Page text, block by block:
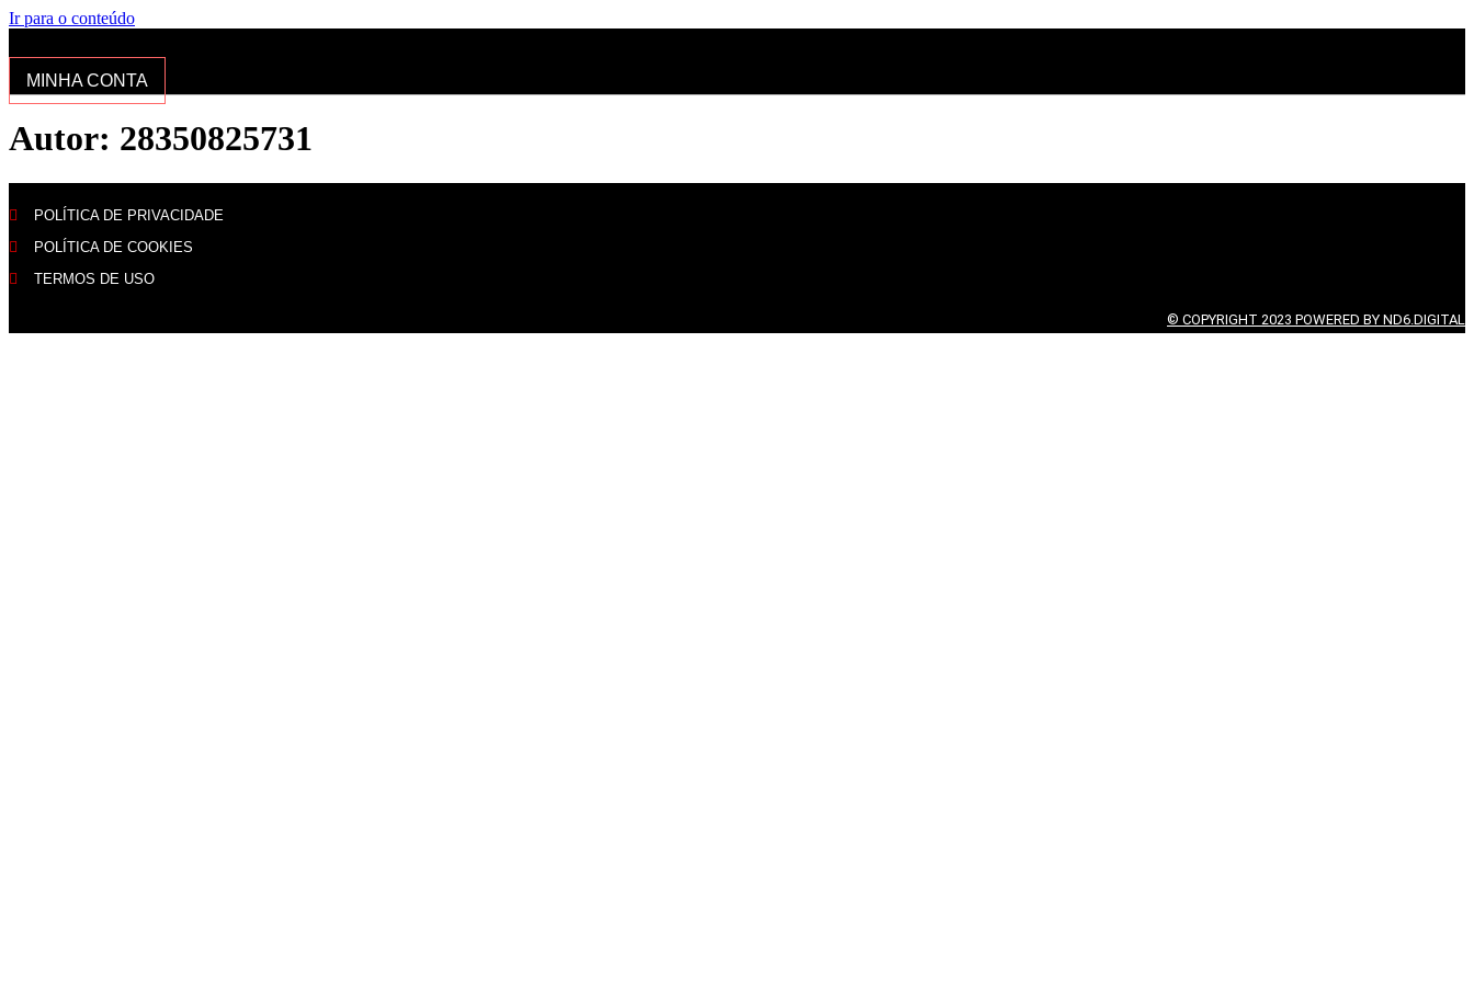
Ir para o conteúdo
MINHA CONTA
Autor: 28350825731
POLÍTICA DE PRIVACIDADE
POLÍTICA DE COOKIES
TERMOS DE USO
© COPYRIGHT 2023 POWERED BY ND6.DIGITAL